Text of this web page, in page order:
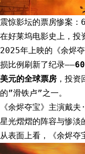
震惊影坛的票房惨案
在好莱坞电影史上，投
2025年上映的《余烬
损比例刷新了纪录——
美元的全球票房 ，投
的”滑铁卢”之一。
《余烬夺宝》主演戴
星光熠熠的阵容与惨淡
从表面上看，《余烬夺